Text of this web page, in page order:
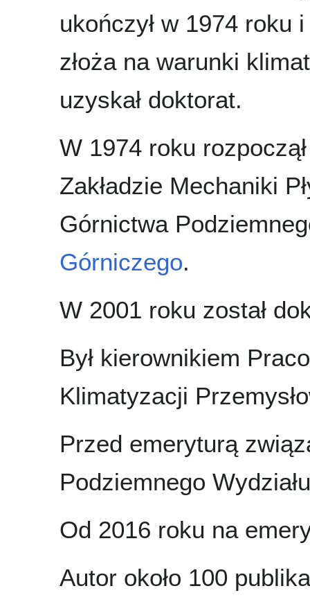
ukończył w 1974 roku
złoża na warunki
uzyskał doktorat.
W 1974 roku
Zakładzie Mechaniki
Górnictwa
Górniczego.
W 2001 roku został
Był kierownikiem
Klimatyzacji
Przed emeryturą
Podziemnego
Od 2016 roku na
Autor około 100